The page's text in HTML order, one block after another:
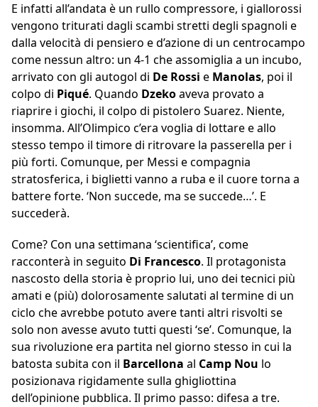
E infatti all’andata è un rullo compressore, i giallorossi
vengono triturati dagli scambi stretti degli spagnoli e
dalla velocità di pensiero e d’azione di un centrocampo
come nessun altro: un 4-1 che assomiglia a un incubo,
arrivato con gli autogol di De Rossi e Manolas, poi il
colpo di Piqué. Quando Dzekoaveva provato a
riaprire i giochi, il colpo di pistolero Suarez. Niente,
insomma. All’Olimpico c’era voglia di lottare e allo
stesso tempo il timore di ritrovare la passerella per i
più forti. Comunque, per Messi e compagnia
stratosferica, i biglietti vanno a ruba e il cuore torna a
battere forte. ‘Non succede, ma se succede…’. E
succederà.
Come? Con una settimana ‘scientifica’, come
racconterà in seguito Di Francesco. Il protagonista
nascosto della storia è proprio lui, uno dei tecnici più
amati e (più) dolorosamente salutati al termine di un
ciclo che avrebbe potuto avere tanti altri risvolti se
solo non avesse avuto tutti questi ‘se’. Comunque, la
sua rivoluzione era partita nel giorno stesso in cui la
batosta subita con il Barcellona al Camp Nou lo
posizionava rigidamente sulla ghigliottina
dell’opinione pubblica. Il primo passo: difesa a tre.